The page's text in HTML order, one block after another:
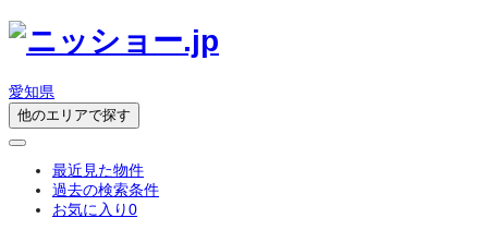
愛知県
他のエリアで探す
最近見た物件
過去の検索条件
お気に入り0